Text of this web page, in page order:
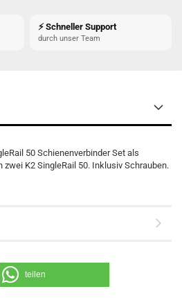
⚡ Schneller Support
durch unser Team
50 Schienenverbinder Set als
K2 SingleRail 50. Inklusiv Schrauben.
teilen